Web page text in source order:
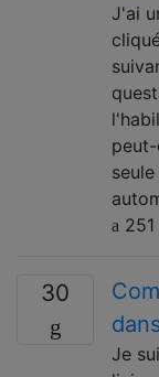
J'ai
251
30
Je